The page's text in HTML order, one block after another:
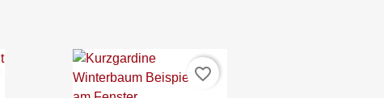
favorite_border